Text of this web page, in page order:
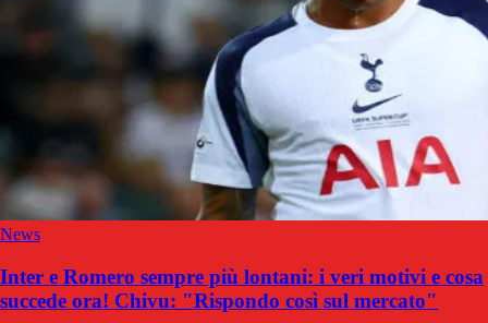
News
Inter e Romero sempre più lontani: i veri motivi e cosa
succede ora! Chivu: "Rispondo così sul mercato"